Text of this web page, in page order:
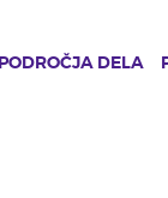
PODROČJA DELA